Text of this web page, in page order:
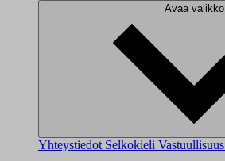
Avaa valikko
Yhteystiedot Selkokieli Vastuullisuus